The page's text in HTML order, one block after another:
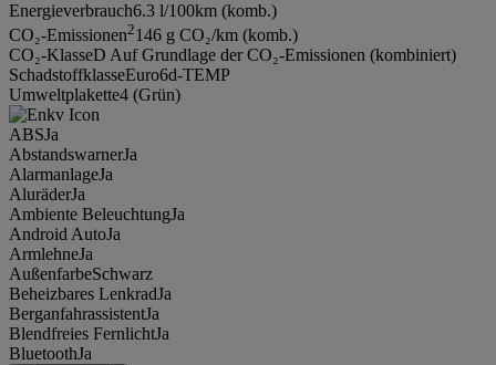
Energieverbrauch6.3 l/100km (komb.)
CO₂-Emissionen2146 g CO₂/km (komb.)
CO₂-KlasseD Auf Grundlage der CO₂-Emissionen (kombiniert)
SchadstoffklasseEuro6d-TEMP
Umweltplakette4 (Grün)
ABSJa
AbstandswarnerJa
AlarmanlageJa
AluräderJa
Ambiente BeleuchtungJa
Android AutoJa
ArmlehneJa
AußenfarbeSchwarz
Beheizbares LenkradJa
BerganfahrassistentJa
Blendfreies FernlichtJa
BluetoothJa